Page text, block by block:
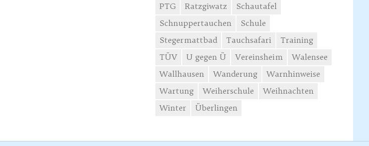
PTG
Ratzgiwatz
Schautafel
Schnuppertauchen
Schule
Stegermattbad
Tauchsafari
Training
TÜV
U gegen Ü Vereinsheim
Walensee
Wallhausen
Wanderung
Warnhinweise
Wartung
Weiherschule
Weihnachten
Winter
Überlingen